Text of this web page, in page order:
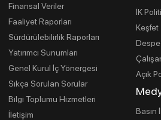
Finansal Veriler
Faaliyet Raporları
Sürdürülebilirlik Raporları
Yatırımcı Sunumları
Genel Kurul İç Yönergesi
Sıkça Sorulan Sorular
Bilgi Toplumu Hizmetleri
İletişim
İK
Keşfet
Açık
Basın